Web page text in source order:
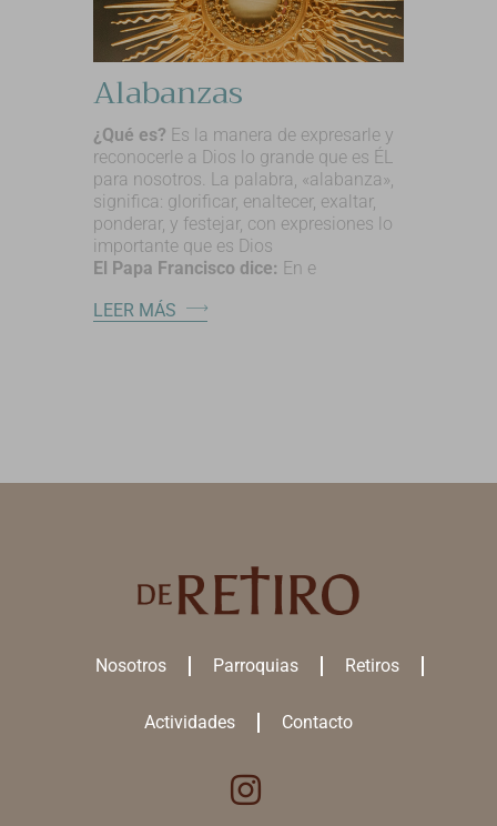
Alabanzas
¿Qué es? Es la manera de expresarle y
reconocerle a Dios lo grande que es ÉL
para nosotros. La palabra, «alabanza»,
significa: glorificar, enaltecer, exaltar,
ponderar, y festejar, con expresiones lo
importante que es Dios
El Papa Francisco dice: En e
LEER MÁS
Nosotros Parroquias Retiros
Actividades Contacto